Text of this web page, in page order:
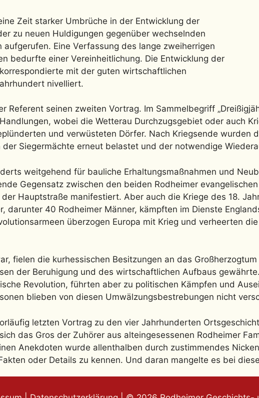
Zeit starker Umbrüche in der Entwicklung der
zu neuen Huldigungen gegenüber wechselnden
Eine Verfassung des lange zweiherrigen
bedurfte einer Vereinheitlichung. Die Entwicklung der
mit der guten wirtschaftlichen
nivelliert.
Referent seinen zweiten Vortrag. Im Sammelbegriff
wobei die Wetterau Durchzugsgebiet oder auch
und verwüsteten Dörfer. Nach Kriegsende wurden
Siegermächte erneut belastet und der notwendige
weitgehend für bauliche Erhaltungsmaßnahmen und
Gegensatz zwischen den beiden Rodheimer
Hauptstraße manifestiert. Aber auch die Kriege des 18.
40 Rodheimer Männer, kämpften im Dienste
überzogen Europa mit Krieg und verheerten
fielen die kurhessischen Besitzungen an das
der Beruhigung und des wirtschaftlichen Aufbaus
Revolution, führten aber zu politischen Kämpfen und
blieben von diesen Umwälzungsbestrebungen nicht
letzten Vortrag zu den vier Jahrhunderten
das Gros der Zuhörer aus alteingesessenen Rodheimer
Anekdoten wurde allenthalben durch zustimmendes
oder Details zu kennen. Und daran mangelte es bei